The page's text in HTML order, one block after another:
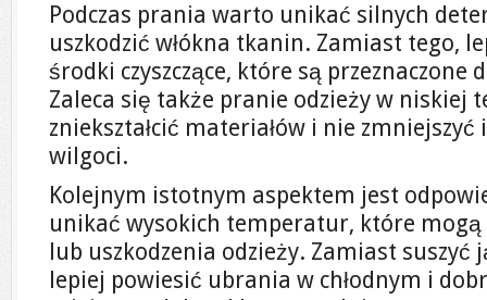
Podczas prania warto unikać silnych
uszkodzić włókna tkanin. Zamiast tego,
środki czyszczące, które są przeznaczone
Zaleca się także pranie odzieży w niskiej
zniekształcić materiałów i nie
wilgoci.
Kolejnym istotnym aspektem jest
unikać wysokich temperatur, które
lub uszkodzenia odzieży. Zamiast suszyć
lepiej powiesić ubrania w chłodnym i